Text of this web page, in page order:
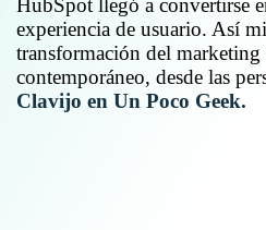
HubSpot llegó a convertirse
experiencia de usuario. Así
transformación del
contemporáneo, desde las
Clavijo en Un Poco Geek.